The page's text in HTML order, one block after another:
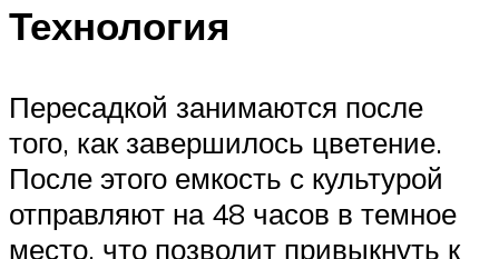
Технология
Пересадкой занимаются после
того, как завершилось цветение.
После этого емкость с культурой
отправляют на 48 часов в темное
место, что позволит привыкнуть к